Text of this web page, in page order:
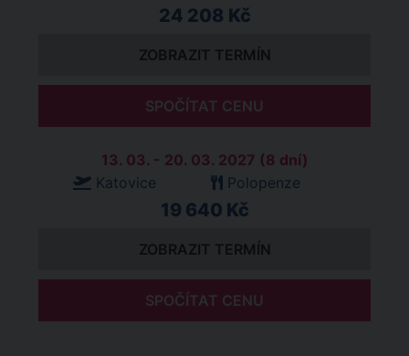
24 208 Kč
ZOBRAZIT TERMÍN
SPOČÍTAT CENU
13. 03. - 20. 03. 2027 (8 dní)
Katovice
Polopenze
19 640 Kč
ZOBRAZIT TERMÍN
SPOČÍTAT CENU